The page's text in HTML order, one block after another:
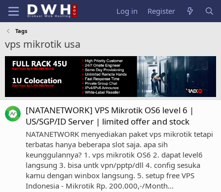
Log in Register
Tags
vps mikrotik usa
[NATANETWORK] VPS Mikrotik OS6 level 6 |
US/SGP/ID Server | limited offer and stock
NATANETWORK menyediakan paket vps mikrotik tetapi
terbatas hanya beberapa slot saja. apa sih
keunggulannya? 1. vps mikrotik OS6 2. dapat level6
langsung 3. bisa untk vpn/pptp/dll 4. config sesuka
kamu dengan winbox langsung. 5. setup free VPS
Indonesia - Mikrotik Rp. 200.000,-/Month...